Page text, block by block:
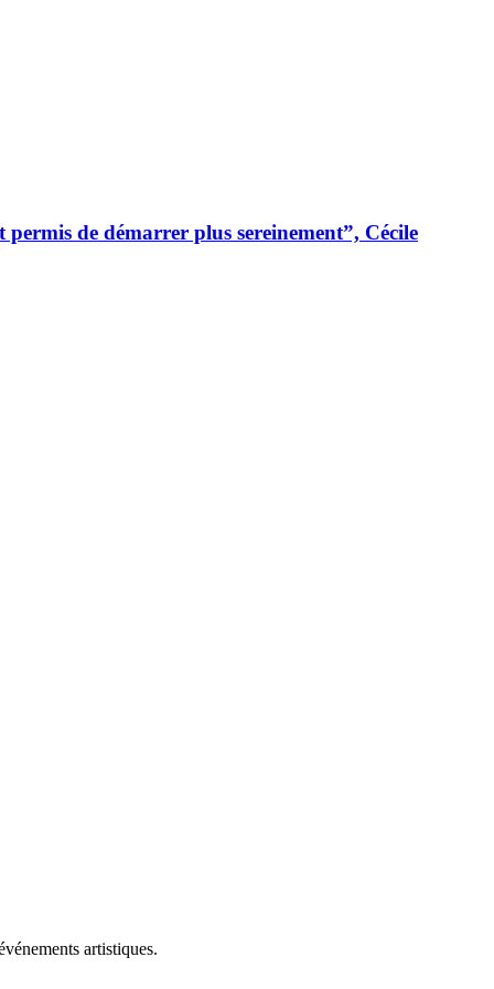
de démarrer plus sereinement”, Cécile
artistiques.